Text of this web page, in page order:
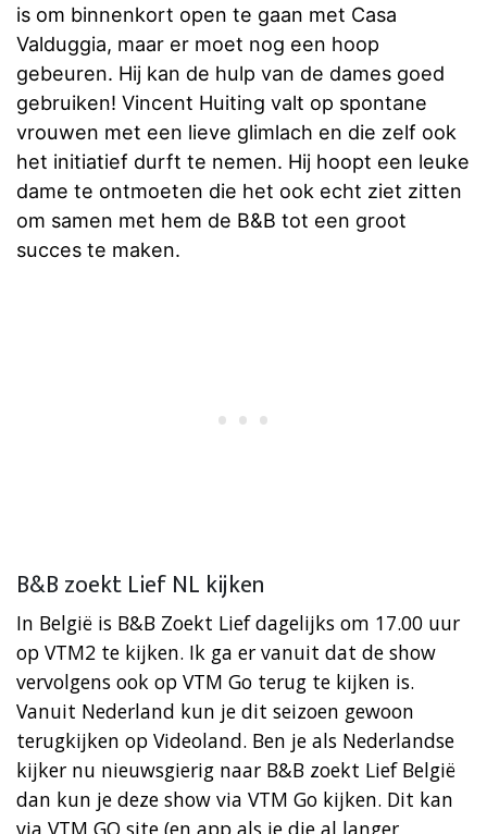
is om binnenkort open te gaan met Casa
Valduggia, maar er moet nog een hoop
gebeuren. Hij kan de hulp van de dames goed
gebruiken! Vincent Huiting valt op spontane
vrouwen met een lieve glimlach en die zelf ook
het initiatief durft te nemen. Hij hoopt een leuke
dame te ontmoeten die het ook echt ziet zitten
om samen met hem de B&B tot een groot
succes te maken.
B&B zoekt Lief NL kijken
In België is B&B Zoekt Lief dagelijks om 17.00 uur
op VTM2 te kijken. Ik ga er vanuit dat de show
vervolgens ook op VTM Go terug te kijken is.
Vanuit Nederland kun je dit seizoen gewoon
terugkijken op Videoland. Ben je als Nederlandse
kijker nu nieuwsgierig naar B&B zoekt Lief België
dan kun je deze show via VTM Go kijken. Dit kan
via VTM GO site (en app als je die al langer